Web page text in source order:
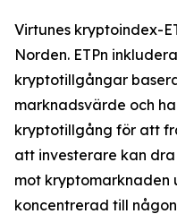
Virtunes kryptoindex-
Norden. ETPn
kryptotillgångar
marknadsvärde och
kryptotillgång för att
att investerare kan
mot
koncentrerad till